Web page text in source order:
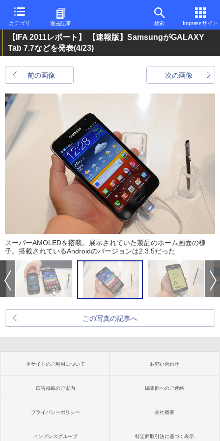
カテゴリ 過去記事 検索 Impressサイト
【IFA 2011レポート】 【速報版】SamsungがGALAXY
Tab 7.7などを発表(4/23)
前の画像 次の画像
スーパーAMOLEDを搭載。展示されていた製品のホーム画面の様
子。搭載されているAndroidのバージョンは2.3.5だった
この写真の記事へ
本サイトのご利用について お問い合わせ
広告掲載のご案内 編集部へのご連絡
プライバシーポリシー 会社概要
インプレスグループ 特定商取引法に基づく表示